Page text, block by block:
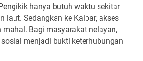
hanya butuh waktu sekitar
laut. Sedangkan ke Kalbar, akses
mahal. Bagi masyarakat nelayan,
menjadi bukti keterhubungan